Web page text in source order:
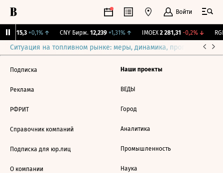
Войти
115,3 +0,1%↑ CNY Бирж. 12,239 +1,31%↑ IMOEX 2 281,31 -0,2%↓
Ситуация на топливном рынке: меры, динамика, прогнозы
Подписка
Реклама
РФРИТ
Справочник компаний
Подписка для юр.лиц
О компании
Наши проекты
ВЕДЫ
Город
Аналитика
Промышленность
Наука